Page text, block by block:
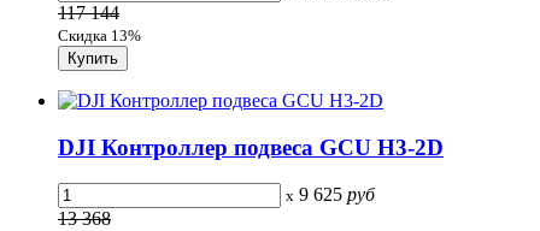
117 144
Скидка 13%
DJI Контроллер подвеса GCU H3-2D
x 9 625 руб
13 368